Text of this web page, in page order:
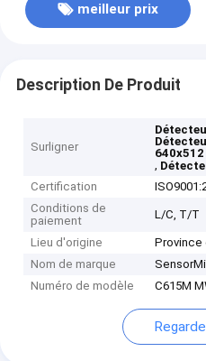
meilleur prix
Description De Produit
Surligner
640x512
,
Certification
Conditions de
paiement
L/C, T/T
Lieu d'origine
Province
Nom de marque
Numéro de modèle
C615M